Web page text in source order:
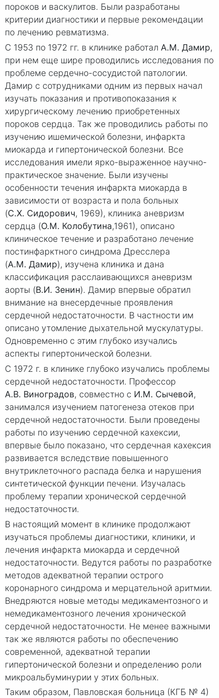
пороков и васкулитов. Были разработаны
критерии диагностики и первые рекомендации
по лечению ревматизма.
С 1953 по 1972 гг. в клинике работал А.М. Дамир,
при нем еще шире проводились исследования по
проблеме сердечно-сосудистой патологии.
Дамир с сотрудниками одним из первых начал
изучать показания и противопоказания к
хирургическому лечению приобретенных
пороков сердца. Так же проводились работы по
изучению ишемической болезни, инфаркта
миокарда и гипертонической болезни. Все
исследования имели ярко-выраженное научно-
практическое значение. Были изучены
особенности течения инфаркта миокарда в
зависимости от возраста и пола больных
(С.Х. Сидорович, 1969), клиника аневризм
сердца (О.М. Колобутина,1961), описано
клиническое течение и разработано лечение
постинфарктного синдрома Дресслера
(А.М. Дамир), изучена клиника и дана
классификация расслаивающихся аневризм
аорты (В.И. Зенин). Дамир впервые обратил
внимание на внесердечные проявления
сердечной недостаточности. В частности им
описано утомление дыхательной мускулатуры.
Одновременно с этим глубоко изучались
аспекты гипертонической болезни.
С 1972 г. в клинике глубоко изучались проблемы
сердечной недостаточности. Профессор
А.В. Виноградов, совместно с И.М. Сычевой,
занимался изучением патогенеза отеков при
сердечной недостаточности. Были проведены
работы по изучению сердечной кахексии,
впервые было показано, что сердечная кахексия
развивается вследствие повышенного
внутриклеточного распада белка и нарушения
синтетической функции печени. Изучалась
проблему терапии хронической сердечной
недостаточности.
В настоящий момент в клинике продолжают
изучаться проблемы диагностики, клиники, и
лечения инфаркта миокарда и сердечной
недостаточности. Ведутся работы по разработке
методов адекватной терапии острого
коронарного синдрома и мерцательной аритмии.
Внедряются новые методы медикаментозного и
немедикаментозного лечения хронической
сердечной недостаточности. Не менее важными
так же являются работы по обеспечению
современной, адекватной терапии
гипертонической болезни и определению роли
микроальбуминурии у этих больных.
Таким образом, Павловская больница (КГБ № 4)